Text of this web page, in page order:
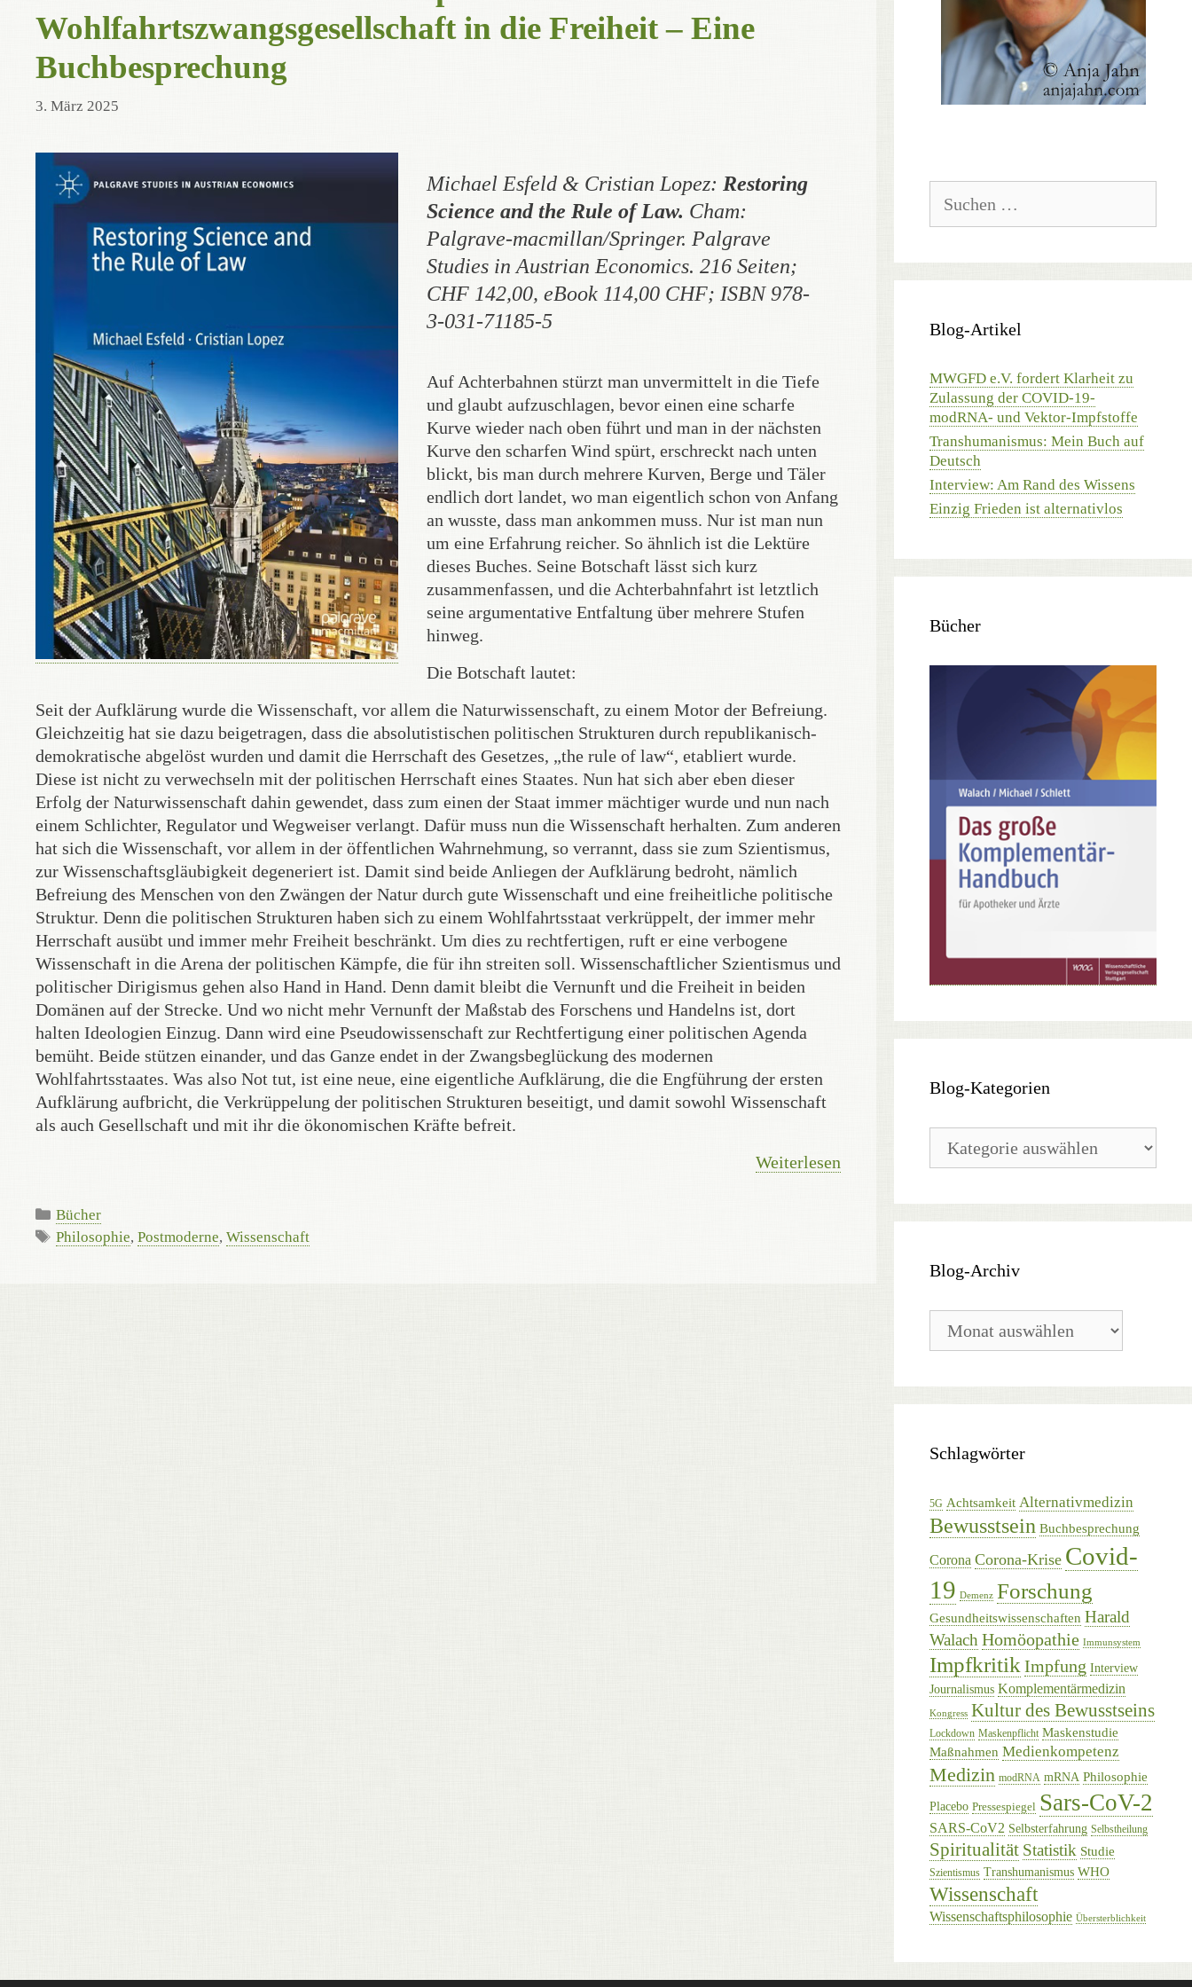
Wohlfahrtszwangsgesellschaft in die Freiheit – Eine
Buchbesprechung
3. März 2025
Michael Esfeld & Cristian Lopez: Restoring
Science and the Rule of Law. Cham:
Palgrave-macmillan/Springer. Palgrave
Studies in Austrian Economics. 216 Seiten;
CHF 142,00, eBook 114,00 CHF; ISBN 978-
3-031-71185-5
Auf Achterbahnen stürzt man unvermittelt in die Tiefe
und glaubt aufzuschlagen, bevor einen eine scharfe
Kurve wieder nach oben führt und man in der nächsten
Kurve den scharfen Wind spürt, erschreckt nach unten
blickt, bis man durch mehrere Kurven, Berge und Täler
endlich dort landet, wo man eigentlich schon von Anfang
an wusste, dass man ankommen muss. Nur ist man nun
um eine Erfahrung reicher. So ähnlich ist die Lektüre
dieses Buches. Seine Botschaft lässt sich kurz
zusammenfassen, und die Achterbahnfahrt ist letztlich
seine argumentative Entfaltung über mehrere Stufen
hinweg.
Die Botschaft lautet:
Seit der Aufklärung wurde die Wissenschaft, vor allem die Naturwissenschaft, zu einem Motor der Befreiung.
Gleichzeitig hat sie dazu beigetragen, dass die absolutistischen politischen Strukturen durch republikanisch-
demokratische abgelöst wurden und damit die Herrschaft des Gesetzes, „the rule of law“, etabliert wurde.
Diese ist nicht zu verwechseln mit der politischen Herrschaft eines Staates. Nun hat sich aber eben dieser
Erfolg der Naturwissenschaft dahin gewendet, dass zum einen der Staat immer mächtiger wurde und nun nach
einem Schlichter, Regulator und Wegweiser verlangt. Dafür muss nun die Wissenschaft herhalten. Zum anderen
hat sich die Wissenschaft, vor allem in der öffentlichen Wahrnehmung, so verrannt, dass sie zum Szientismus,
zur Wissenschaftsgläubigkeit degeneriert ist. Damit sind beide Anliegen der Aufklärung bedroht, nämlich
Befreiung des Menschen von den Zwängen der Natur durch gute Wissenschaft und eine freiheitliche politische
Struktur. Denn die politischen Strukturen haben sich zu einem Wohlfahrtsstaat verkrüppelt, der immer mehr
Herrschaft ausübt und immer mehr Freiheit beschränkt. Um dies zu rechtfertigen, ruft er eine verbogene
Wissenschaft in die Arena der politischen Kämpfe, die für ihn streiten soll. Wissenschaftlicher Szientismus und
politischer Dirigismus gehen also Hand in Hand. Denn damit bleibt die Vernunft und die Freiheit in beiden
Domänen auf der Strecke. Und wo nicht mehr Vernunft der Maßstab des Forschens und Handelns ist, dort
halten Ideologien Einzug. Dann wird eine Pseudowissenschaft zur Rechtfertigung einer politischen Agenda
bemüht. Beide stützen einander, und das Ganze endet in der Zwangsbeglückung des modernen
Wohlfahrtsstaates. Was also Not tut, ist eine neue, eine eigentliche Aufklärung, die die Engführung der ersten
Aufklärung aufbricht, die Verkrüppelung der politischen Strukturen beseitigt, und damit sowohl Wissenschaft
als auch Gesellschaft und mit ihr die ökonomischen Kräfte befreit.
Weiterlesen
Kategorien
Bücher
Schlagwörter
Philosophie,Postmoderne,Wissenschaft
nach:
Blog-Artikel
MWGFD e.V. fordert Klarheit zu
Zulassung der COVID-19-
modRNA- und Vektor-Impfstoffe
Transhumanismus: Mein Buch auf
Deutsch
Interview: Am Rand des Wissens
Einzig Frieden ist alternativlos
Bücher
Blog-Kategorien
Kategorien
Blog-Archiv
Archiv
Schlagwörter
5G Achtsamkeit Alternativmedizin
Bewusstsein Buchbesprechung
Corona Corona-Krise Covid-
19 Demenz Forschung
Gesundheitswissenschaften Harald
Walach Homöopathie Immunsystem
Impfkritik Impfung Interview
Journalismus Komplementärmedizin
Kongress Kultur des Bewusstseins
Lockdown Maskenpflicht Maskenstudie
Maßnahmen Medienkompetenz
Medizin modRNA mRNA Philosophie
Placebo Pressespiegel Sars-CoV-2
SARS-CoV2 Selbsterfahrung Selbstheilung
Spiritualität Statistik Studie
Szientismus Transhumanismus WHO
Wissenschaft
Wissenschaftsphilosophie Übersterblichkeit